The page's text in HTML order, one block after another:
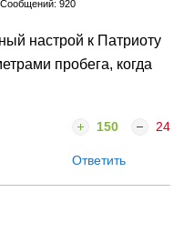
Сообщений: 920
настрой к Патриоту
пробега, когда
150 24
Ответить